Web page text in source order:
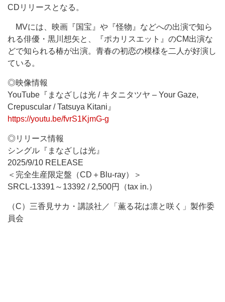
CDリリースとなる。
MVには、映画『国宝』や『怪物』などへの出演で知ら
れる俳優・黒川想矢と、『ポカリスエット』のCM出演な
どで知られる椿が出演。青春の初恋の模様を二人が好演し
ている。
◎映像情報
YouTube『まなざしは光 / キタニタツヤ – Your Gaze,
Crepuscular / Tatsuya Kitani』
https://youtu.be/fvrS1KjmG-g
◎リリース情報
シングル『まなざしは光』
2025/9/10 RELEASE
＜完全生産限定盤（CD＋Blu-ray）＞
SRCL-13391～13392 / 2,500円（tax in.）
（C）三香見サカ・講談社／「薫る花は凛と咲く」製作委
員会